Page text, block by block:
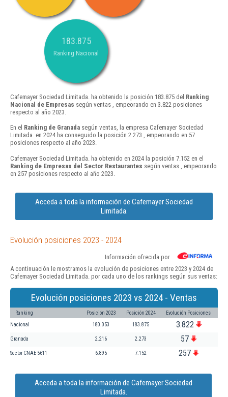
183.875
Ranking Nacional
Cafemayer Sociedad Limitada. ha obtenido la posición 183.875 del Ranking
Nacional de Empresas según ventas , empeorando en 3.822 posiciones
respecto al año 2023.
En el Ranking de Granada según ventas, la empresa Cafemayer Sociedad
Limitada. en 2024 ha conseguido la posición 2.273 , empeorando en 57
posiciones respecto al año 2023.
Cafemayer Sociedad Limitada. ha obtenido en 2024 la posición 7.152 en el
Ranking de Empresas del Sector Restaurantes según ventas , empeorando
en 257 posiciones respecto al año 2023.
Acceda a toda la información de Cafemayer Sociedad
Limitada.
Evolución posiciones 2023 - 2024
Información ofrecida por
A continuación le mostramos la evolución de posiciones entre 2023 y 2024 de
Cafemayer Sociedad Limitada. por cada uno de los rankings según sus ventas:
Evolución posiciones 2023 vs 2024 - Ventas
Ranking Posición 2023 Posición 2024 Evolución Posiciones
Nacional 180.053 183.875 3.822
Granada 2.216 2.273 57
Sector CNAE 5611 6.895 7.152 257
Acceda a toda la información de Cafemayer Sociedad
Limitada.